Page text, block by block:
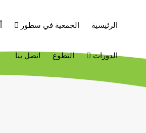
الرئيسية الجمعية في سطور
الدورات التطوع اتصل بنا